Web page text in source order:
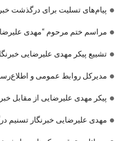
پیام‌های تسلیت برای درگذشت
مراسم ختم مرحوم “مهدی
تشییع پیکر مهدی علیرضایی
مدیرکل روابط عمومی و
پیکر مهدی علیرضایی از مقابل
مهدی علیرضایی خبرنگار تسنیم